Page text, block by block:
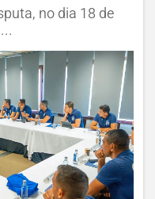
no dia 18 de